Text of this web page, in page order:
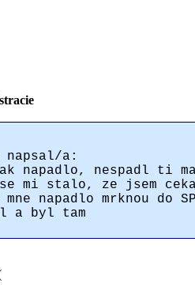
napsal/a:
napadlo, nespadl ti
mi stalo, ze jsem
mne napadlo mrknou do
a byl tam